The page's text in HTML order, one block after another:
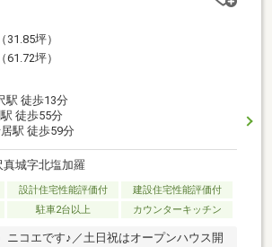
（31.85坪）
（61.72坪）
駅 徒歩13分
徒歩55分
駅 徒歩59分
城字北塩加羅
設計住宅性能評価付
建設住宅性能評価付
駐車2台以上 カウンターキッチン
ニコエです♪／土日祝はオープンハウス開